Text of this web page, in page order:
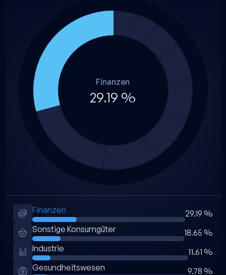
Finanzen
29.19 %
Finanzen
29.19 %
Sonstige Konsumgüter
18.65 %
Industrie
11.61 %
Gesundheitswesen
9.78 %